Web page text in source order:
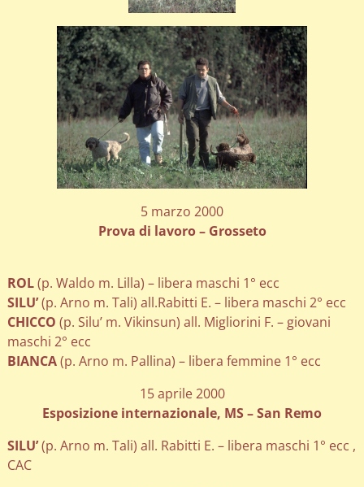
5 marzo 2000
Prova di lavoro – Grosseto
ROL(p. Waldo m. Lilla) – libera maschi 1° ecc
SILU’(p. Arno m. Tali) all.Rabitti E. – libera maschi 2° ecc
CHICCO (p. Silu’ m. Vikinsun) all. Migliorini F. – giovani
maschi 2° ecc
BIANCA(p. Arno m. Pallina) – libera femmine 1° ecc
15 aprile 2000
Esposizione internazionale, MS – San Remo
SILU’(p. Arno m. Tali) all. Rabitti E. – libera maschi 1° ecc ,
CAC